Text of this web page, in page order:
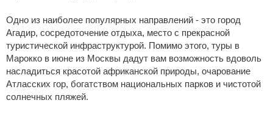
Одно из наиболее популярных направлений - это город
Агадир, сосредоточение отдыха, место с прекрасной
туристической инфраструктурой. Помимо этого, туры в
Марокко в июне из Москвы дадут вам возможность вдоволь
насладиться красотой африканской природы, очарование
Атласских гор, богатством национальных парков и чистотой
солнечных пляжей.